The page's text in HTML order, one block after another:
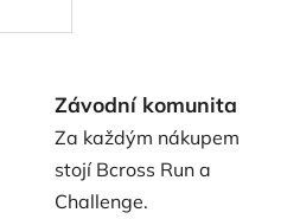
Závodní komunita
Za každým nákupem
stojí Bcross Run a
Challenge.